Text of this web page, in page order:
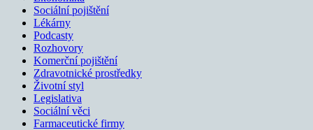
Sociální pojištění
Lékárny
Podcasty
Rozhovory
Komerční pojištění
Zdravotnické prostředky
Životní styl
Legislativa
Sociální věci
Farmaceutické firmy